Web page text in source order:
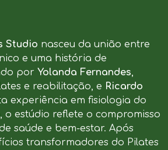
Studio nasceu da união entre
e uma história de
por Yolanda Fernandes,
e reabilitação, e Ricardo
experiência em fisiologia do
o estúdio reflete o compromisso
saúde e bem-estar. Após
transformadores do Pilates